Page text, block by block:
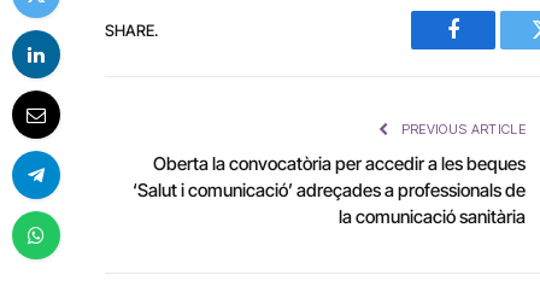
SHARE.
Facebook
PREVIOUS ARTICLE
Oberta la convocatòria per accedir a les beques
‘Salut i comunicació’ adreçades a professionals de
la comunicació sanitària